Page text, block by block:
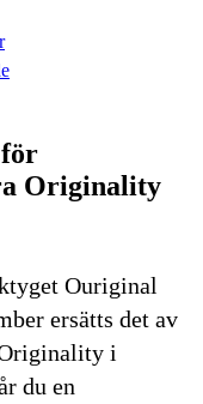
Originality
Ouriginal
ersätts det av
i
du en